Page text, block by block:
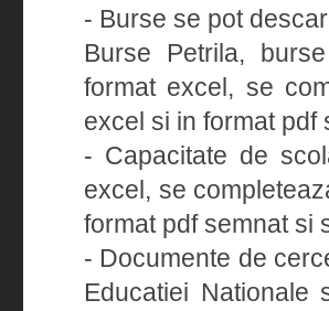
- Burse se pot
Burse Petrila,
format excel, se
excel si in format pdf
- Capacitate de
excel, se
format pdf semnat si
- Documente de
Educatiei Nationale